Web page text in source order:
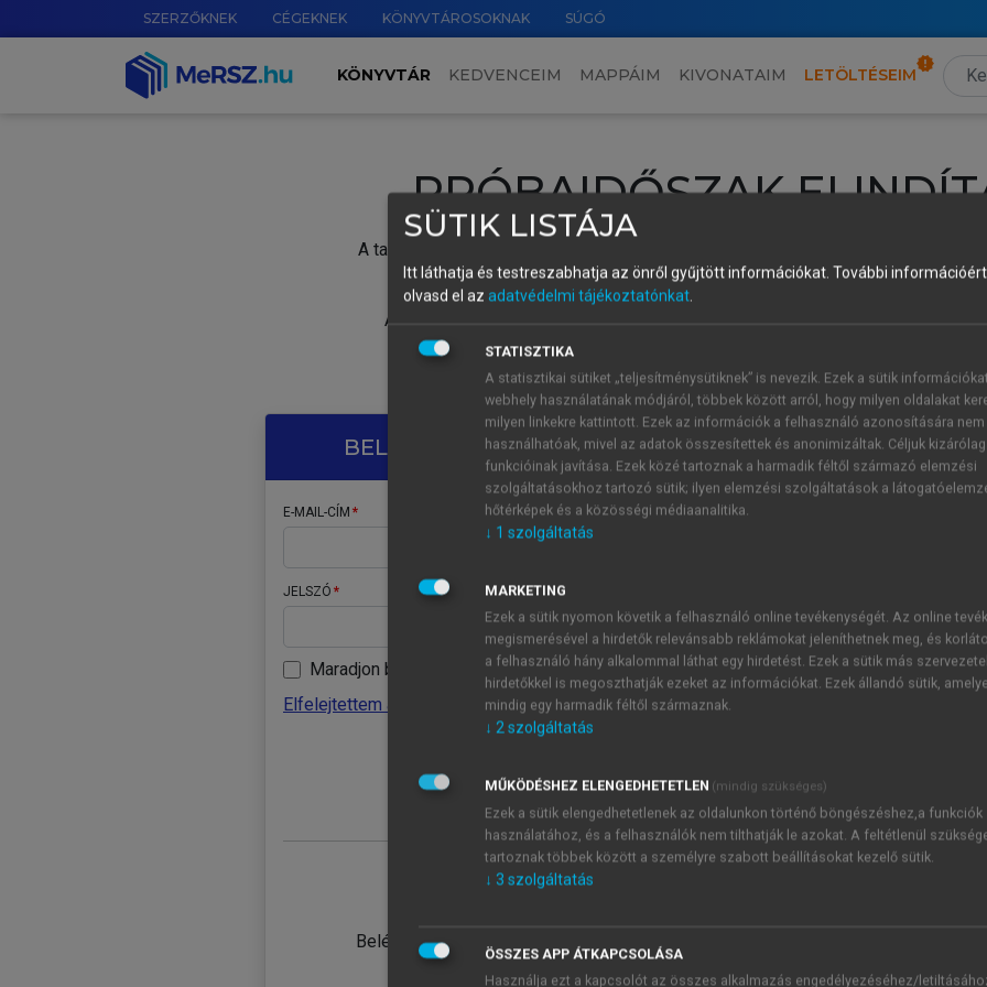
SZERZŐKNEK CÉGEKNEK KÖNYVTÁROSOKNAK SÚGÓ
KÖNYVTÁR KEDVENCEIM MAPPÁIM KIVONATAIM LETÖLTÉSEIM
PRÓBAIDŐSZAK
A tartalom megtekintéséhez lépj be a saját fiókoddal, iskolai azonosítóddal vagy
Új felhasználóként1 óra díjmentes hozzáférésrevagy
A próbaidőszak elindításához,
vagy hozz
A regisztráció után a
BELÉPÉS SAJÁT FIÓKKAL
E-MAIL-CÍM
JELSZÓ
Maradjon belépve
Elfelejtettem a jelszavamat
Belépés intézményi azonosítóval
ÚJ FIÓK
1 óra
JELSZÓ
Kérek értesítést a MeRSZ
Kérek értesítést az
SÜTIK LISTÁJA
Itt láthatja és testreszabhatja az önről gyűjtött információkat. További
olvasd el az adatvédelmi tájékoztatónkat.
STATISZTIKA
A statisztikai sütiket „teljesítménysütiknek” is nevezik. Ezek a sütik
webhely használatának módjáról, többek között arról, hogy milyen oldalakat
milyen linkekre kattintott. Ezek az információk a felhasználó azonosítására nem
használhatóak, mivel az adatok összesítettek és anonimizáltak. Céljuk
funkcióinak javítása. Ezek közé tartoznak a harmadik féltől származó elemzési
szolgáltatásokhoz tartozó sütik; ilyen elemzési szolgáltatások a
hőtérképek és a közösségi médiaanalitika.
↓ 1 szolgáltatás
MARKETING
Ezek a sütik nyomon követik a felhasználó online tevékenységét. Az online
megismerésével a hirdetők relevánsabb reklámokat jeleníthetnek meg, és
a felhasználó hány alkalommal láthat egy hirdetést. Ezek a sütik más
hirdetőkkel is megoszthatják ezeket az információkat. Ezek állandó sütik,
mindig egy harmadik féltől származnak.
↓ 2szolgáltatás
MŰKÖDÉSHEZ ELENGEDHETETLEN (mindig szükséges)
Ezek a sütik elengedhetetlenek az oldalunkon történő böngészéshez,a funkciók
használatához, és a felhasználók nem tilthatják le azokat. A feltétlenül
tartoznak többek között a személyre szabott beállításokat kezelő sütik.
↓ 3 szolgáltatás
ÖSSZES APP ÁTKAPCSOLÁSA
Használja ezt a kapcsolót az összes alkalmazás engedélyezéséhez/